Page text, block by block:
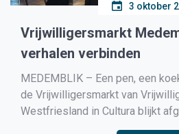
3 oktober
Vrijwilligersmarkt
verhalen verbinden
MEDEMBLIK – Een pen, een
de Vrijwilligersmarkt van
Westfriesland in Cultura blijkt
kleine gebaren veel doen. Maar